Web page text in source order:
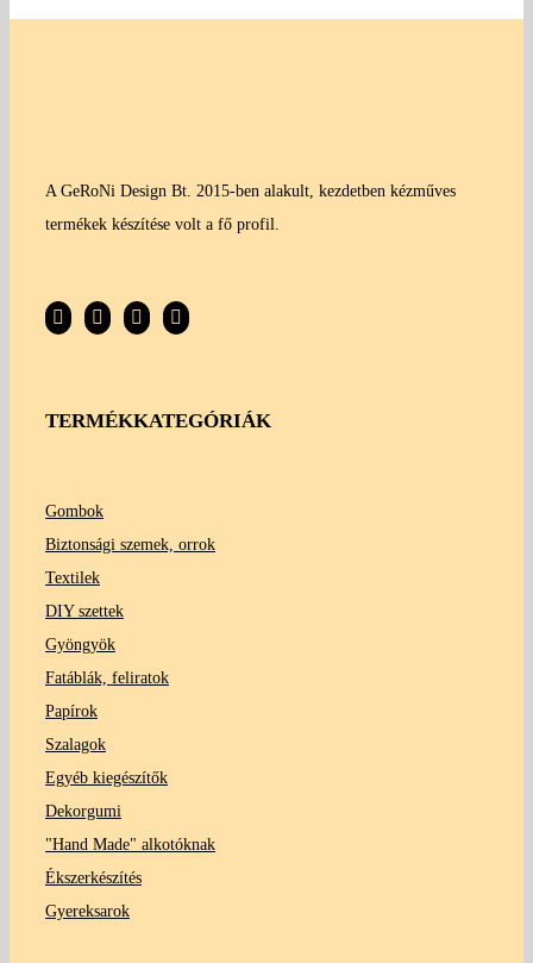
A GeRoNi Design Bt. 2015-ben alakult, kezdetben kézműves
termékek készítése volt a fő profil.
TERMÉKKATEGÓRIÁK
Gombok
Biztonsági szemek, orrok
Textilek
DIY szettek
Gyöngyök
Fatáblák, feliratok
Papírok
Szalagok
Egyéb kiegészítők
Dekorgumi
"Hand Made" alkotóknak
Ékszerkészítés
Gyereksarok